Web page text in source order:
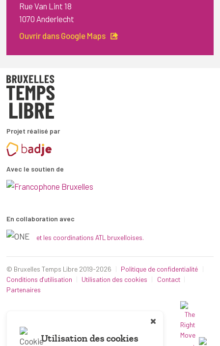
Rue Van Lint 18
1070 Anderlecht
Ouvrir dans Google Maps
Projet réalisé par
Avec le soutien de
En collaboration avec
et les coordinations ATL bruxelloises.
© Bruxelles Temps Libre 2019-2026
Politique de confidentialité
Conditions d’utilisation
Utilisation des cookies
Contact
Partenaires
Utilisation des cookies